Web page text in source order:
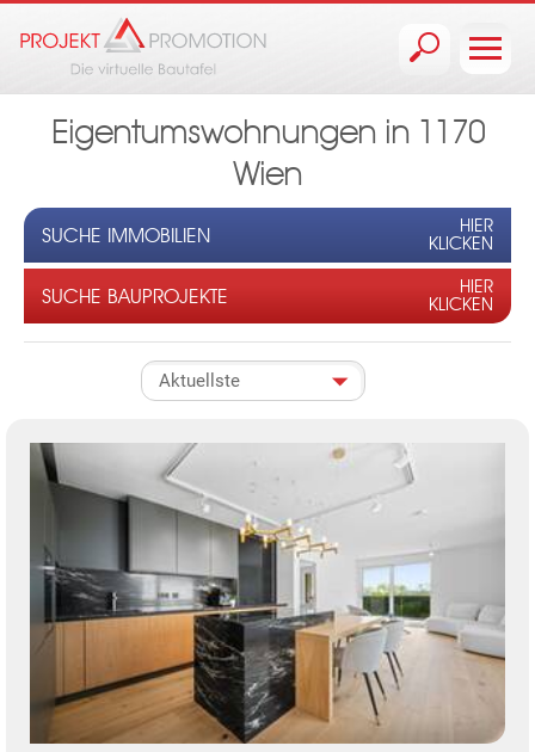
Eigentumswohnungen in 1170
Wien
SUCHE IMMOBILIEN
HIER
KLICKEN
SUCHE BAUPROJEKTE
HIER
KLICKEN